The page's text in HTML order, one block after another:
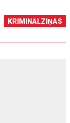
KRIMINĀLZIŅAS